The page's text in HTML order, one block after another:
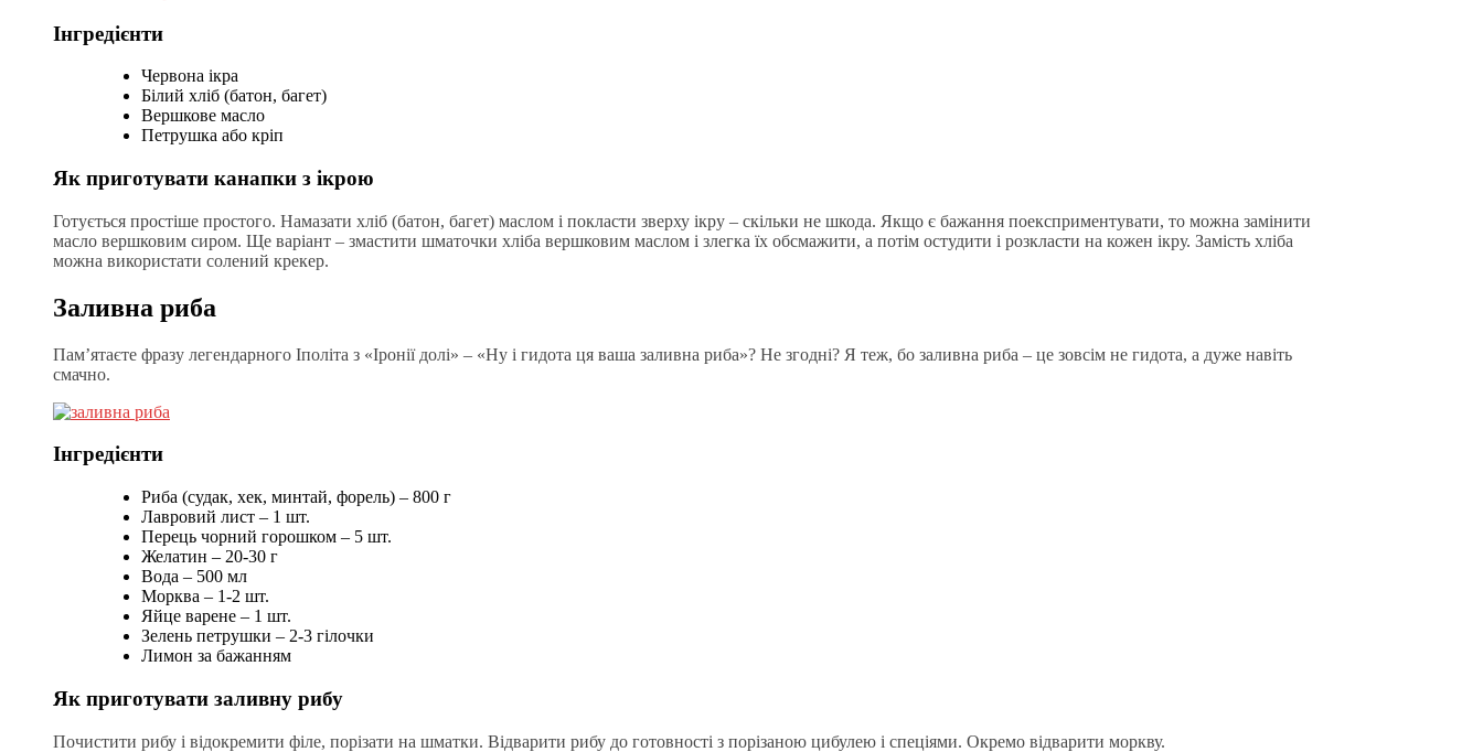
Інгредієнти
Червона ікра
Білий хліб (батон, багет)
Вершкове масло
Петрушка або кріп
Як приготувати канапки з ікрою
Готується простіше простого. Намазати хліб (батон, багет) маслом і покласти зверху ікру – скільки не шкода. Якщо є бажання поексприментувати, то можна замінити
масло вершковим сиром. Ще варіант – змастити шматочки хліба вершковим маслом і злегка їх обсмажити, а потім остудити і розкласти на кожен ікру. Замість хліба
можна використати солений крекер.
Заливна риба
Пам’ятаєте фразу легендарного Іполіта з «Іронії долі» – «Ну і гидота ця ваша заливна риба»? Не згодні? Я теж, бо заливна риба – це зовсім не гидота, а дуже навіть
смачно.
Інгредієнти
Риба (судак, хек, минтай, форель) – 800 г
Лавровий лист – 1 шт.
Перець чорний горошком – 5 шт.
Желатин – 20-30 г
Вода – 500 мл
Морква – 1-2 шт.
Яйце варене – 1 шт.
Зелень петрушки – 2-3 гілочки
Лимон за бажанням
Як приготувати заливну рибу
Почистити рибу і відокремити філе, порізати на шматки. Відварити рибу до готовності з порізаною цибулею і спеціями. Окремо відварити моркву.